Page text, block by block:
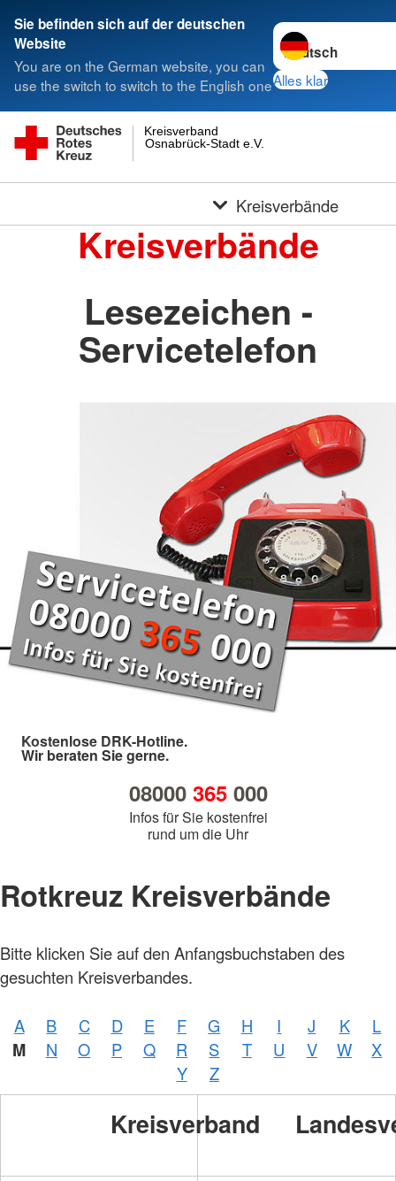
Sie befinden sich auf der deutschen
Website
You are on the German website, you can
use the switch to switch to the English one
Sprache wechseln
Alles klar
Osnabrück-Stadt e.V.
Kreisverband
Kreisverbände
Kreisverbände
Lesezeichen -
Servicetelefon
Kostenlose DRK-Hotline.
Wir beraten Sie gerne.
08000 365000
Infos für Sie kostenfrei
rund um die Uhr
Rotkreuz Kreisverbände
Bitte klicken Sie auf den Anfangsbuchstaben des
gesuchten Kreisverbandes.
A B C D E F G H I J K L
M N O P Q R S T U V W
X
Y
Z
Kreisverband